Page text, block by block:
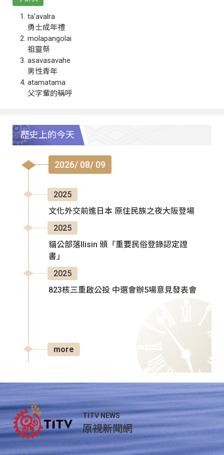
ta‘avalra
勇士成年禮
molapangolai
祖靈祭
asavasavahe
男性青年
atamatama
父字輩的稱呼
歷史上的今天
2026/ 08/ 09
2025
文化外交前進日本 原住民族之夜大阪登場
2025
貓公部落Ilisin 頒「重要民俗登錄認定證
書」
2025
823核三重啟公投 中選會辦5場意見發表會
more
TITV NEWS
原視新聞網